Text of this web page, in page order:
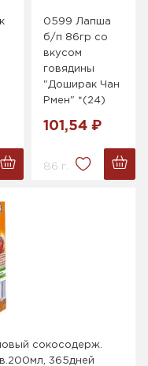
0599 Лапша
б/п 86гр со
вкусом
говядины
"Доширак Чан
Рмен" *(24)
101,54 ₽
86 г.
сокосодерж.
365дней